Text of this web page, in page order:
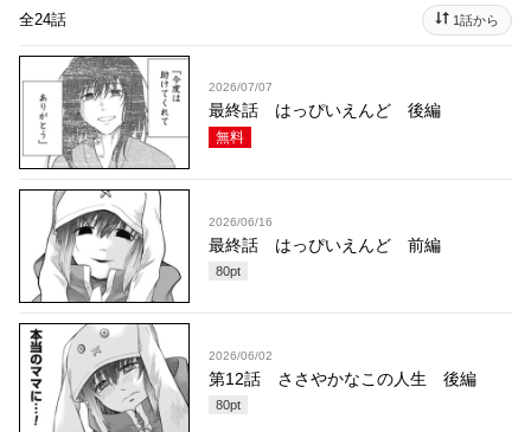
全24話 1話から
2026/07/07
最終話 はっぴいえんど 後編
無料
2026/06/16
最終話 はっぴいえんど 前編
80pt
2026/06/02
第12話 ささやかなこの人生 後編
80pt